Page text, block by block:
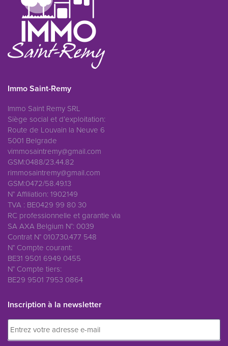
Immo Saint-Remy
Immo Saint Remy SRL
Siège social et d’exploitation:
Route de Louvain la Neuve 6
5001 Belgrade
vimmosaintremy@gmail.com
GSM:0488/23.44.82
rimmosaintremy@gmail.com
GSM:0472/58.49.13
N° Affiliation: 1902149
TVA : BE0429 99 80 30
RC professionnelle et garantie via
SA AXA Belgium N°: 0039
Contrat N° 010.730.477 548
N° Compte courant:
BE31 9501 6949 0455
N° Compte tiers:
BE29 9501 7953 0864
Inscription à la newsletter